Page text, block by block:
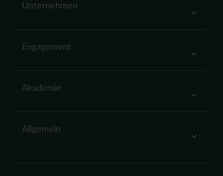
Unternehmen
Engagement
Akademie
Allgemein